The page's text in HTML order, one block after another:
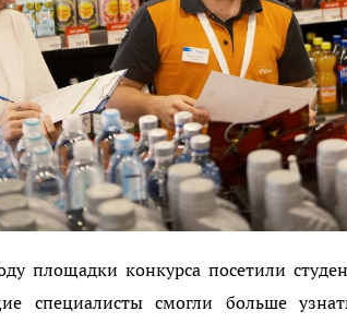
площадки конкурса посетили
специалисты смогли больше